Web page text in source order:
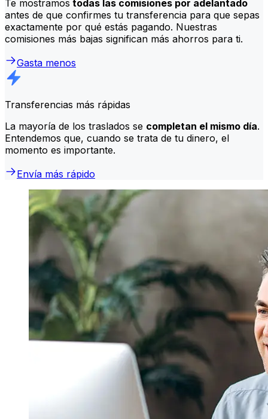
Te mostramos todas las comisiones por adelantado
antes de que confirmes tu transferencia para que sepas
exactamente por qué estás pagando. Nuestras
comisiones más bajas significan más ahorros para ti.
Gasta menos
Transferencias más rápidas
La mayoría de los traslados se completan el mismo día.
Entendemos que, cuando se trata de tu dinero, el
momento es importante.
Envía más rápido